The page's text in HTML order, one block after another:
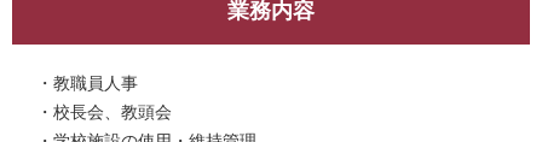
業務内容
・教職員人事
・校長会、教頭会